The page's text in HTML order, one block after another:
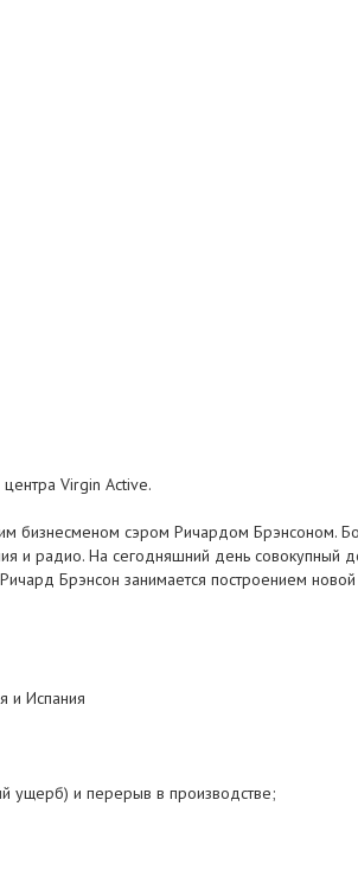
Virgin Active.
бизнесменом сэром Ричардом Брэнсоном.
и радио. На сегодняшний день совокупный
Брэнсон занимается построением
и Испания
ущерб) и перерыв в производстве;